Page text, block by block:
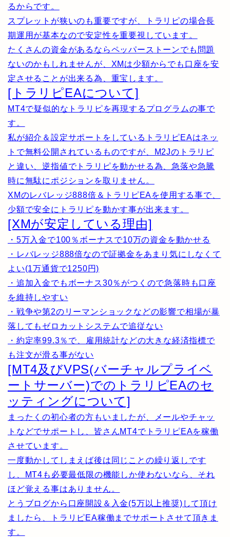
るからです。
スプレットが狭いのも重要ですが、トラリピの場合長
期運用が基本なので安定性を重要視しています。
たくさんの資金があるならペッパーストーンでも問題
ないのかもしれませんが、XMは少額からでも口座を安
定させることが出来る為、重宝します。
[トラリピEAについて]
MT4で疑似的なトラリピを再現するプログラムの事で
す。
私が紹介＆設定サポートをしているトラリピEAはネッ
トで無料公開されているものですが、M2Jのトラリピ
と違い、逆指値でトラリピを動かせる為、急落や急騰
時に無駄にポジションを取りません。
XMのレバレッジ888倍＆トラリピEAを使用する事で、
少額で安全にトラリピを動かす事が出来ます。
[XMが安定している理由]
・5万入金で100％ボーナスで10万の資金を動かせる
・レバレッジ888倍なので証拠金をあまり気にしなくて
よい(1万通貨で1250円)
・追加入金でもボーナス30％がつくので急落時も口座
を維持しやすい
・戦争や第2のリーマンショックなどの影響で相場が暴
落してもゼロカットシステムで追従ない
・約定率99.3％で、雇用統計などの大きな経済指標で
も注文が滑る事がない
[MT4及びVPS(バーチャルプライベ
ートサーバー)でのトラリピEAのセ
ッティングについて]
まったくの初心者の方もいましたが、メールやチャッ
トなどでサポートし、皆さんMT4でトラリピEAを稼働
させています。
一度動かしてしまえば後は同じことの繰り返しです
し、MT4も必要最低限の機能しか使わないなら、それ
ほど覚える事はありません。
とうブログから口座開設＆入金(5万以上推奨)して頂け
ましたら、トラリピEA稼働までサポートさせて頂きま
す。